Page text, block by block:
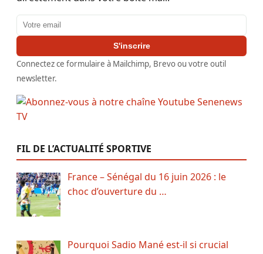
Adresse email
S'inscrire
Connectez ce formulaire à Mailchimp, Brevo ou votre outil
newsletter.
FIL DE L’ACTUALITÉ SPORTIVE
France – Sénégal du 16 juin 2026 : le
choc d’ouverture du …
Pourquoi Sadio Mané est-il si crucial